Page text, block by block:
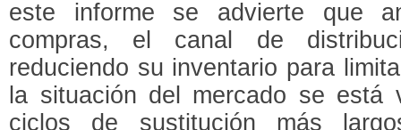
este informe se advierte que
compras, el canal de
reduciendo su inventario para
la situación del mercado se está
ciclos de sustitución más